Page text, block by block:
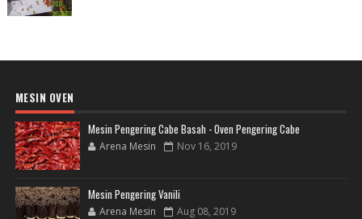
MESIN OVEN
Mesin Pengering Cabe Basah - Oven Pengering Cabe
Arena Mesin Nov 16, 2019
Mesin Pengering Vanili
Arena Mesin Aug 08, 2019